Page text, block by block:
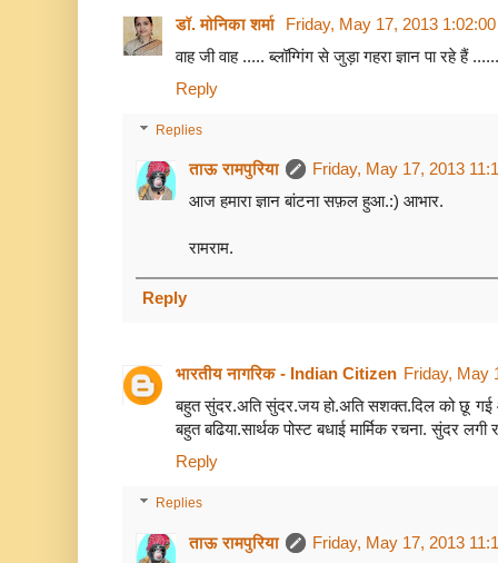
डॉ. मोनिका शर्मा Friday, May 17, 2013
वाह जी वाह ..... ब्लॉग्गिंग से जुड़ा गहरा ज्ञान पा रहे हैं ......
Reply
Replies
ताऊ रामपुरिया
Friday, May 17, 2013
आज हमारा ज्ञान बांटना सफ़ल हुआ.:) आभार.
रामराम.
Reply
भारतीय नागरिक - Indian Citizen Friday, May
बहुत सुंदर.अति सुंदर.जय हो.अति सशक्त.दिल को छू गई
बहुत बढिया.सार्थक पोस्ट बधाई मार्मिक रचना. सुंदर लगी
Reply
Replies
ताऊ रामपुरिया
Friday, May 17, 2013